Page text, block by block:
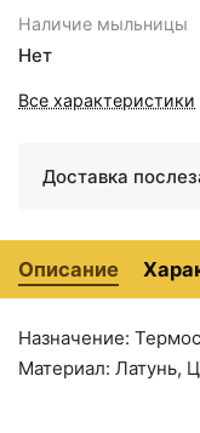
Наличие мыльницы
Нет
Все характеристики
Доставка
Описание
Назначение:
Материал: Латунь,